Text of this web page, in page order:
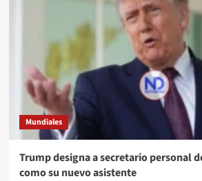
Mundiales
Trump designa a secretario personal
como su nuevo asistente